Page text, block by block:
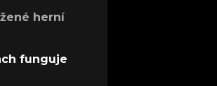
herní
funguje